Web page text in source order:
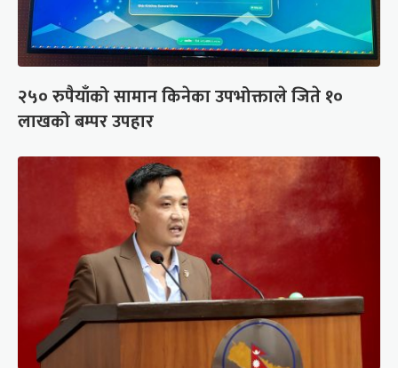
२५० रुपैयाँको सामान किनेका उपभोक्ताले जिते १०
लाखको बम्पर उपहार